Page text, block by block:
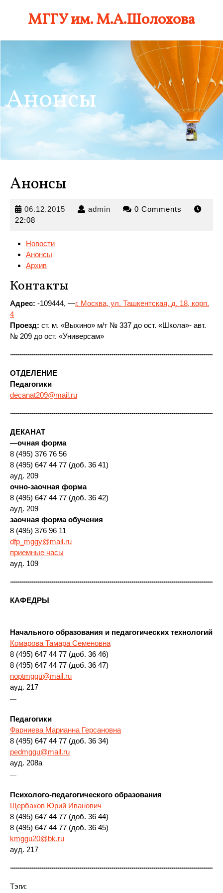
МГГУ им. М.А.Шолохова
Анонсы
Анонсы
06.12.2015 06.12.2015
admin admin 0 Comments
22:08
Новости
Анонсы
Архив
Контакты
Адрес: -109444, —г. Москва, ул. Ташкентская, д. 18, корп.
4
Проезд: ст. м. «Выхино» м/т № 337 до ост. «Школа»- авт.
№ 209 до ост. «Универсам»
ОТДЕЛЕНИЕ
Педагогики
decanat209@mail.ru
ДЕКАНАТ
—очная форма
8 (495) 376 76 56
8 (495) 647 44 77 (доб. 36 41)
ауд. 209
очно-заочная форма
8 (495) 647 44 77 (доб. 36 42)
ауд. 209
заочная форма обучения
8 (495) 376 96 11
dfp_mggy@mail.ru
приемные часы
ауд. 109
КАФЕДРЫ
Начального образования и педагогических технологий
Комарова Тамара Семеновна
8 (495) 647 44 77 (доб. 36 46)
8 (495) 647 44 77 (доб. 36 47)
noptmggu@mail.ru
ауд. 217
—
Педагогики
Фарниева Марианна Герсановна
8 (495) 647 44 77 (доб. 36 34)
pedmggu@mail.ru
ауд. 208а
—
Психолого-педагогического образования
Щербаков Юрий Иванович
8 (495) 647 44 77 (доб. 36 44)
8 (495) 647 44 77 (доб. 36 45)
kmggu20@bk.ru
ауд. 217
Тэги: